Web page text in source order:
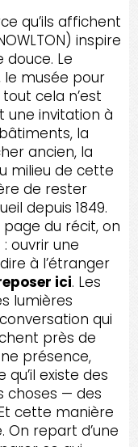
qu’ils affichent
inspire
douce. Le
le musée pour
cela n’est
une invitation à
la
ancien, la
milieu de cette
de rester
depuis 1849.
du récit, on
ouvrir une
à l’étranger
ici. Les
lumières
qui
près de
présence,
existe des
choses — des
cette manière
On repart d’une